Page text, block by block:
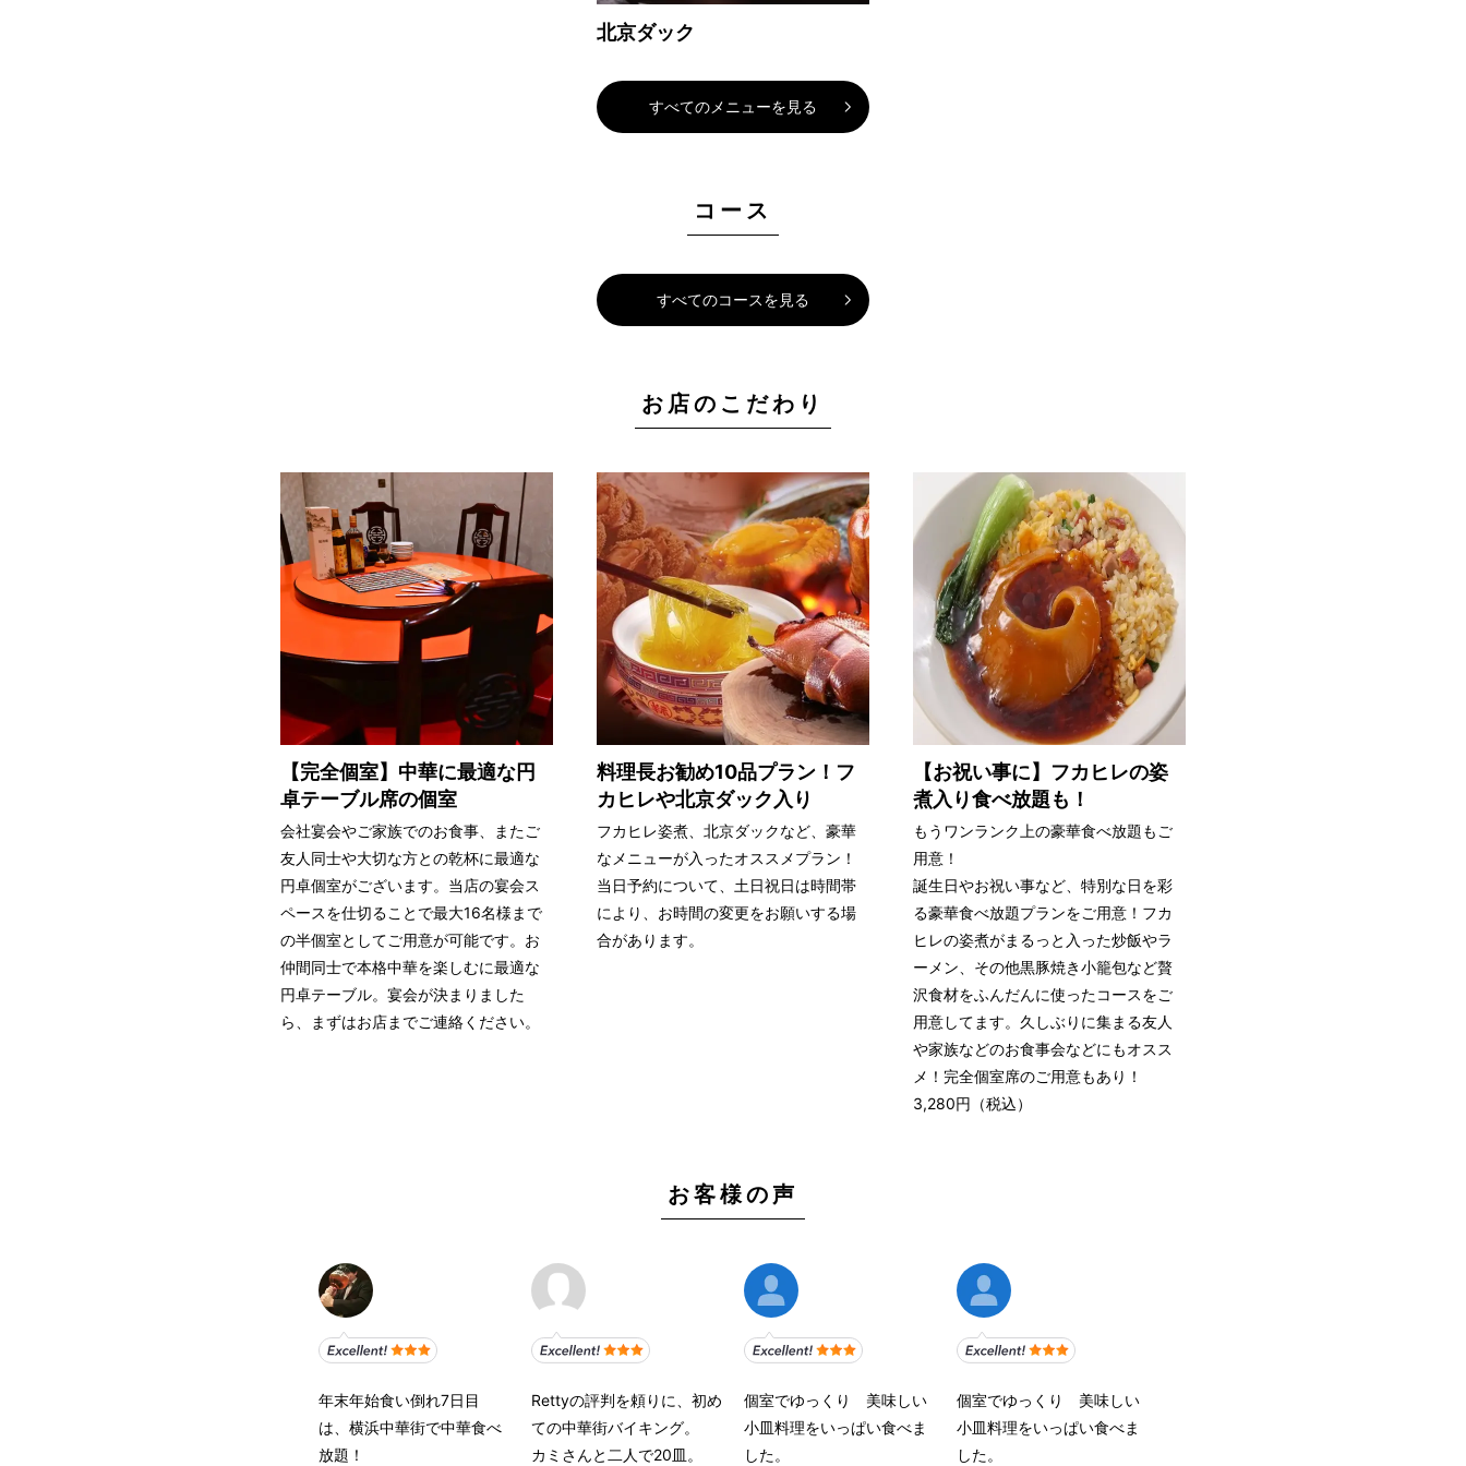
北京ダック
すべてのメニューを見る
コース
すべてのコースを見る
お店のこだわり
【完全個室】中華に最適な円
卓テーブル席の個室
会社宴会やご家族でのお食事、またご
友人同士や大切な方との乾杯に最適な
円卓個室がございます。当店の宴会ス
ペースを仕切ることで最大16名様まで
の半個室としてご用意が可能です。お
仲間同士で本格中華を楽しむに最適な
円卓テーブル。宴会が決まりました
ら、まずはお店までご連絡ください。
料理長お勧め10品プラン！フ
カヒレや北京ダック入り
フカヒレ姿煮、北京ダックなど、豪華
なメニューが入ったオススメプラン！
当日予約について、土日祝日は時間帯
により、お時間の変更をお願いする場
合があります。
【お祝い事に】フカヒレの姿
煮入り食べ放題も！
もうワンランク上の豪華食べ放題もご
用意！
誕生日やお祝い事など、特別な日を彩
る豪華食べ放題プランをご用意！フカ
ヒレの姿煮がまるっと入った炒飯やラ
ーメン、その他黒豚焼き小籠包など贅
沢食材をふんだんに使ったコースをご
用意してます。久しぶりに集まる友人
や家族などのお食事会などにもオスス
メ！完全個室席のご用意もあり！
3,280円（税込）
お客様の声
年末年始食い倒れ7日目
は、横浜中華街で中華食べ
放題！
Rettyの評判を頼りに、初め
ての中華街バイキング。
カミさんと二人で20皿。
個室でゆっくり 美味しい
小皿料理をいっぱい食べま
した。
個室でゆっくり 美味しい
小皿料理をいっぱい食べま
した。